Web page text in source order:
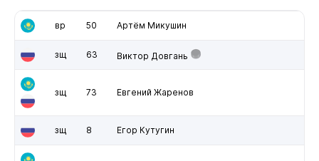
вр 50 Артём Микушин
зщ 63 Виктор Довгань
зщ 73 Евгений Жаренов
зщ 8 Егор Кутугин